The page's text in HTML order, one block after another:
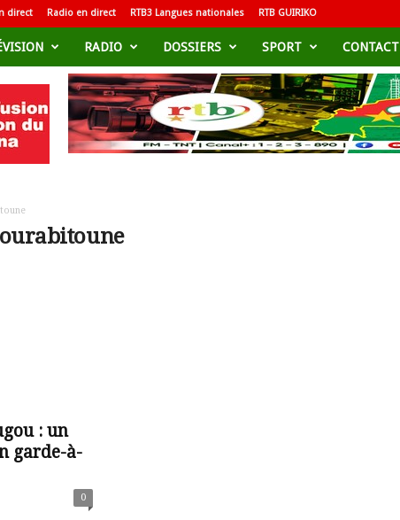
direct Radio en direct RTB3 Langues nationales RTB GUIRIKO
RADIO DOSSIERS SPORT CONTACT
: un
garde-à-
0